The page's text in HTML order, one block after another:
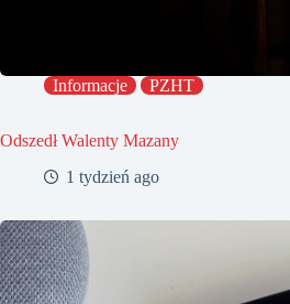
Informacje PZHT
Odszedł Walenty Mazany
1 tydzień ago